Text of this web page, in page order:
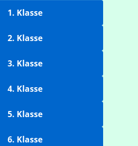
1. Klasse
2. Klasse
3. Klasse
4. Klasse
5. Klasse
6. Klasse